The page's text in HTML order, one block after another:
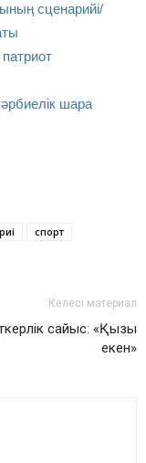
сценарийі/
шара
спорт
Келесі материал
сайыс: «Қызық
екен»